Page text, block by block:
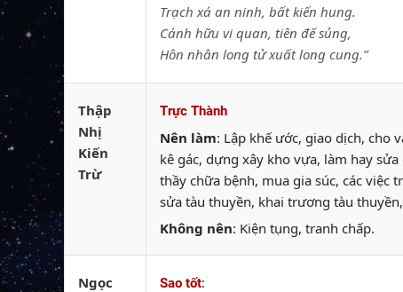
Trạch xá an ninh, bất kiến hung.
Cánh hữu vi quan, tiên đế sủng,
Hôn nhân long tử xuất long cung.”
Thập
Nhị
Kiến
Trừ
Trực Thành
Nên làm: Lập khế ước, giao dịch, cho
kê gác, dựng xây kho vựa, làm hay
thầy chữa bệnh, mua gia súc, các việc
sửa tàu thuyền, khai trương tàu
Không nên: Kiện tụng, tranh chấp.
Ngọc
Sao tốt: